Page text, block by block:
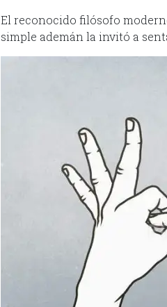
El reconocido filósofo
simple ademán la invitó a